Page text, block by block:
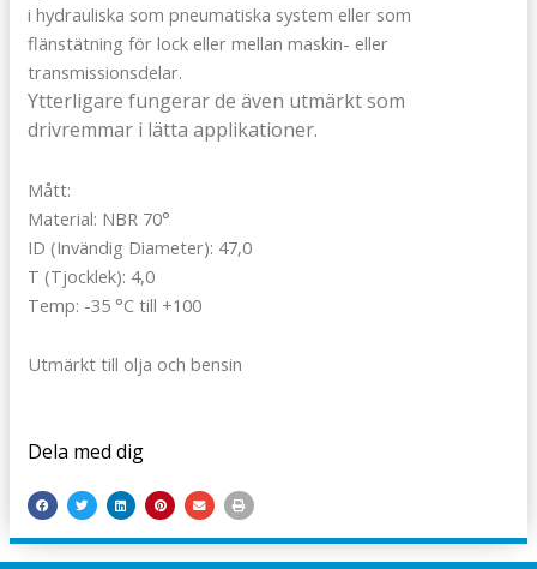
i hydrauliska som pneumatiska system eller som
flänstätning för lock eller mellan maskin- eller
transmissionsdelar.
Ytterligare fungerar de även utmärkt som
drivremmar i lätta applikationer.
Mått:
Material: NBR 70°
ID (Invändig Diameter): 47,0
T (Tjocklek): 4,0
Temp: -35 °C till +100
Utmärkt till olja och bensin
Dela med dig